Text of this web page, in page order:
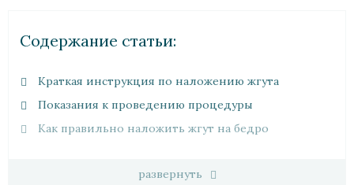
Cодержание статьи:
Краткая инструкция по наложению жгута
Показания к проведению процедуры
Как правильно наложить жгут на бедро
развернуть